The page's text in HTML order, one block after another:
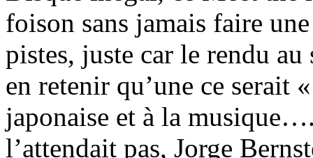
foison sans jamais faire
pistes, juste car le rendu
en retenir qu’une ce serait
japonaise et à la
l’attendait pas, Jorge